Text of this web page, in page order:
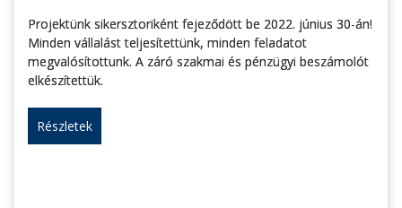
Projektünk sikersztoriként fejeződött be 2022. június 30-án!
Minden vállalást teljesítettünk, minden feladatot
megvalósítottunk. A záró szakmai és pénzügyi beszámolót
elkészítettük.
Részletek